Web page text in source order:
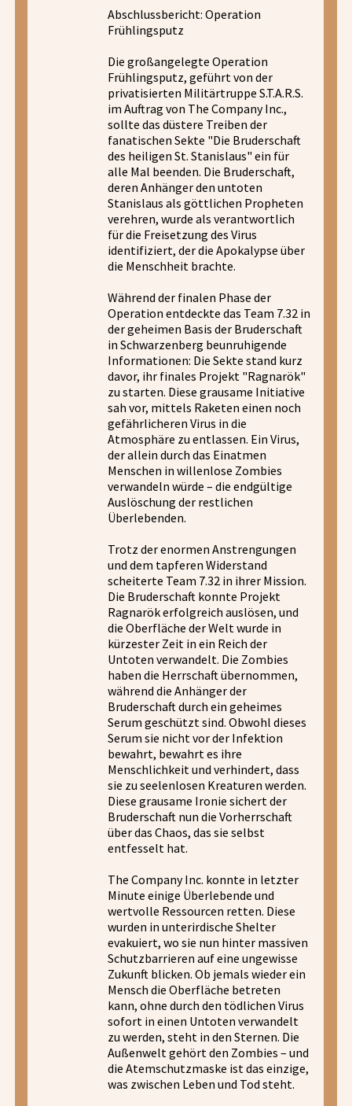
Abschlussbericht: Operation
Frühlingsputz
Die großangelegte Operation
Frühlingsputz, geführt von der
privatisierten Militärtruppe S.T.A.R.S.
im Auftrag von The Company Inc.,
sollte das düstere Treiben der
fanatischen Sekte "Die Bruderschaft
des heiligen St. Stanislaus" ein für
alle Mal beenden. Die Bruderschaft,
deren Anhänger den untoten
Stanislaus als göttlichen Propheten
verehren, wurde als verantwortlich
für die Freisetzung des Virus
identifiziert, der die Apokalypse über
die Menschheit brachte.
Während der finalen Phase der
Operation entdeckte das Team 7.32 in
der geheimen Basis der Bruderschaft
in Schwarzenberg beunruhigende
Informationen: Die Sekte stand kurz
davor, ihr finales Projekt "Ragnarök"
zu starten. Diese grausame Initiative
sah vor, mittels Raketen einen noch
gefährlicheren Virus in die
Atmosphäre zu entlassen. Ein Virus,
der allein durch das Einatmen
Menschen in willenlose Zombies
verwandeln würde – die endgültige
Auslöschung der restlichen
Überlebenden.
Trotz der enormen Anstrengungen
und dem tapferen Widerstand
scheiterte Team 7.32 in ihrer Mission.
Die Bruderschaft konnte Projekt
Ragnarök erfolgreich auslösen, und
die Oberfläche der Welt wurde in
kürzester Zeit in ein Reich der
Untoten verwandelt. Die Zombies
haben die Herrschaft übernommen,
während die Anhänger der
Bruderschaft durch ein geheimes
Serum geschützt sind. Obwohl dieses
Serum sie nicht vor der Infektion
bewahrt, bewahrt es ihre
Menschlichkeit und verhindert, dass
sie zu seelenlosen Kreaturen werden.
Diese grausame Ironie sichert der
Bruderschaft nun die Vorherrschaft
über das Chaos, das sie selbst
entfesselt hat.
The Company Inc. konnte in letzter
Minute einige Überlebende und
wertvolle Ressourcen retten. Diese
wurden in unterirdische Shelter
evakuiert, wo sie nun hinter massiven
Schutzbarrieren auf eine ungewisse
Zukunft blicken. Ob jemals wieder ein
Mensch die Oberfläche betreten
kann, ohne durch den tödlichen Virus
sofort in einen Untoten verwandelt
zu werden, steht in den Sternen. Die
Außenwelt gehört den Zombies – und
die Atemschutzmaske ist das einzige,
was zwischen Leben und Tod steht.